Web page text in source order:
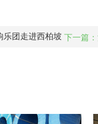
乐团走进西柏坡 下一篇